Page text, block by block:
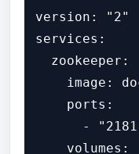
version: "2"
services:
  zookeeper:
image:
    ports:
-
    volumes: